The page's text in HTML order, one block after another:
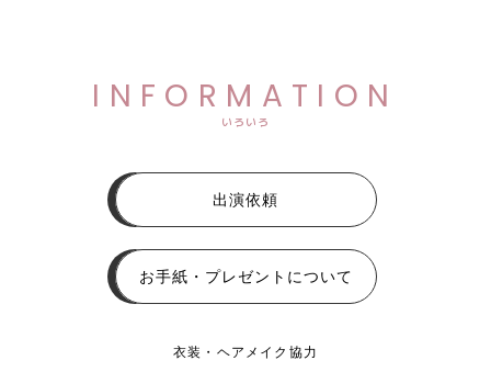
INFORMATION
いろいろ
出演依頼
お手紙・プレゼントについて
衣装・ヘアメイク協力